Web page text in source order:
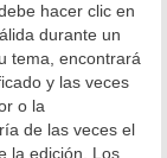
hacer clic en
durante un
tema, encontrará
y las veces
o la
de las veces el
la edición. Los